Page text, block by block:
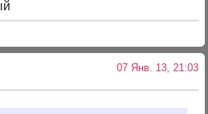
07 Янв. 13, 21:03